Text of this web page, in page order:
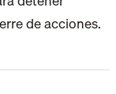
de acciones.